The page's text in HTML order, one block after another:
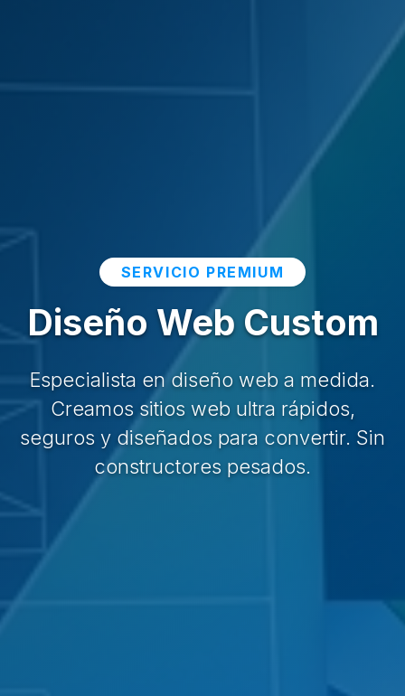
SERVICIO PREMIUM
Diseño Web Custom
Especialista en diseño web a medida.
Creamos sitios web ultra rápidos,
seguros y diseñados para convertir. Sin
constructores pesados.
Servicio experto en Diseño Web Custom. Consultor,